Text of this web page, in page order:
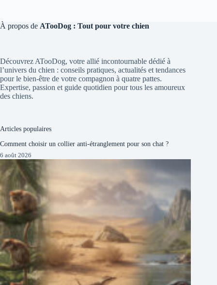
À propos de ATooDog : Tout pour votre chien
Découvrez ATooDog, votre allié incontournable dédié à
l’univers du chien : conseils pratiques, actualités et tendances
pour le bien-être de votre compagnon à quatre pattes.
Expertise, passion et guide quotidien pour tous les amoureux
des chiens.
Articles populaires
Comment choisir un collier anti-étranglement pour son chat ?
6 août 2026